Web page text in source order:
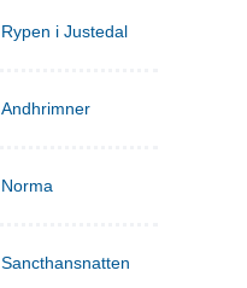
Rypen i Justedal
Andhrimner
Norma
Sancthansnatten